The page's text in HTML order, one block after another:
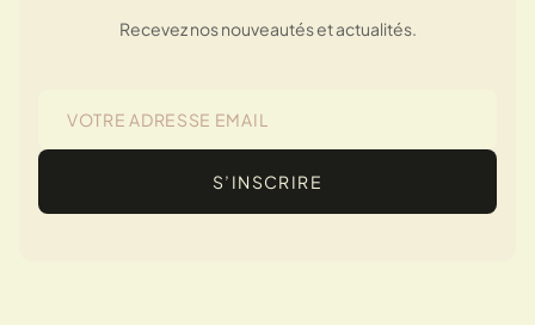
Recevez nos nouveautés et actualités.
S’INSCRIRE